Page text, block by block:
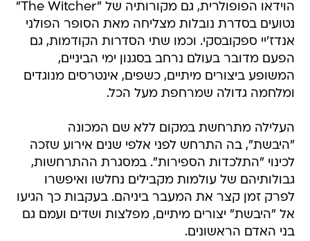
הוידאו הפופולרית, גם מקורותיה של "The Witcher"
נטועים בסדרת נובלות מצליחה מאת הסופר הפולני
אנדז'יי ספקובסקי. וכמו שתי הסדרות הקודמות, גם
הפעם מדובר בעולם נרחב בסגנון ימי הביניים,
המשופע ביצורים מיתיים, כשפים, אינטרסים מנוגדים
ומלחמה גדולה שמרחפת מעל הכל.
העלילה מתרחשת במקום ללא שם המכונה
"היבשת", בה התרחש לפני אלפי שנים אירוע שזכה
לכינוי "התלכדות הספירות". במסגרת ההתרחשות,
גבולותיהם של עולמות מקבילים נחלשו ואיפשרו
לפרק זמן קצר את המעבר ביניהם. בעקבות כך הגיעו
אל "היבשת" יצורים מיתיים, מפלצות ושדים ועמם גם
בני האדם הראשונים.